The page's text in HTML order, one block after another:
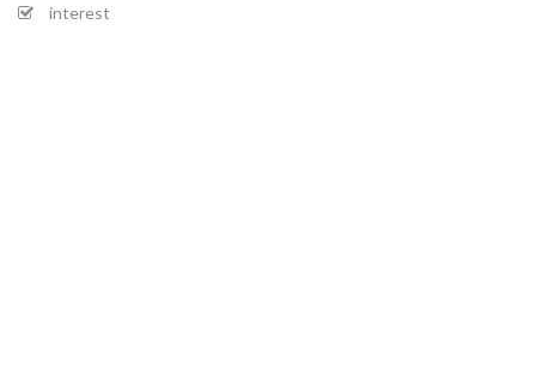
interest